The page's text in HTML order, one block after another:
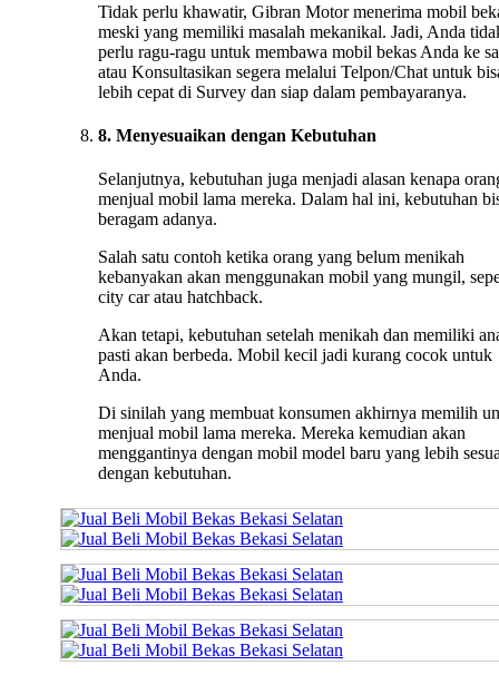
Tidak perlu khawatir, Gibran Motor menerima mobil
meski yang memiliki masalah mekanikal. Jadi, Anda
perlu ragu-ragu untuk membawa mobil bekas Anda ke
atau Konsultasikan segera melalui Telpon/Chat untuk
lebih cepat di Survey dan siap dalam pembayaranya.
8. Menyesuaikan dengan Kebutuhan
Selanjutnya, kebutuhan juga menjadi alasan kenapa
menjual mobil lama mereka. Dalam hal ini, kebutuhan
beragam adanya.
Salah satu contoh ketika orang yang belum menikah
kebanyakan akan menggunakan mobil yang mungil,
city car atau hatchback.
Akan tetapi, kebutuhan setelah menikah dan memiliki
pasti akan berbeda. Mobil kecil jadi kurang cocok untuk
Anda.
Di sinilah yang membuat konsumen akhirnya memilih
menjual mobil lama mereka. Mereka kemudian akan
menggantinya dengan mobil model baru yang lebih
dengan kebutuhan.